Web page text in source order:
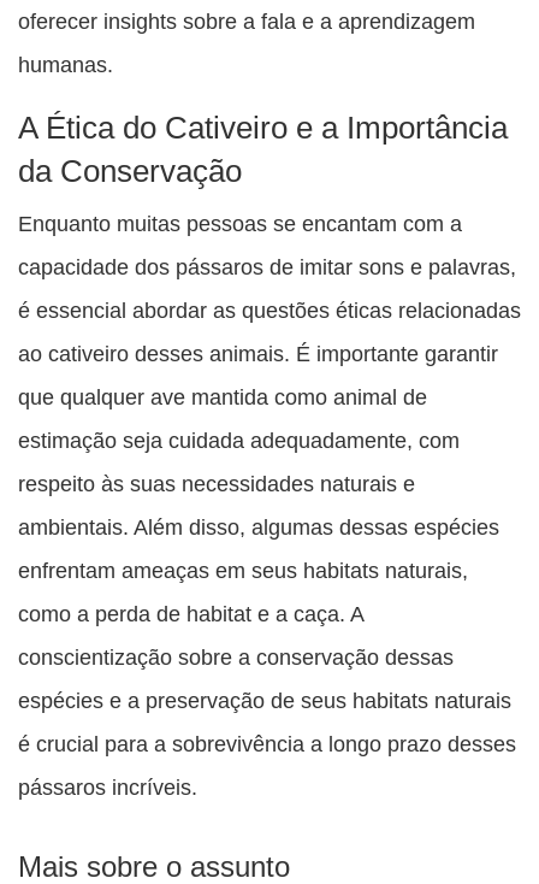
oferecer insights sobre a fala e a aprendizagem
humanas.
A Ética do Cativeiro e a Importância
da Conservação
Enquanto muitas pessoas se encantam com a
capacidade dos pássaros de imitar sons e palavras,
é essencial abordar as questões éticas relacionadas
ao cativeiro desses animais. É importante garantir
que qualquer ave mantida como animal de
estimação seja cuidada adequadamente, com
respeito às suas necessidades naturais e
ambientais. Além disso, algumas dessas espécies
enfrentam ameaças em seus habitats naturais,
como a perda de habitat e a caça. A
conscientização sobre a conservação dessas
espécies e a preservação de seus habitats naturais
é crucial para a sobrevivência a longo prazo desses
pássaros incríveis.
Mais sobre o assunto